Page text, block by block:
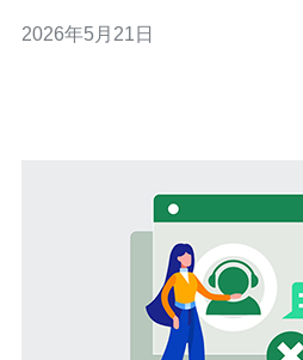
主机或云服务器上快速提升用户体验
2026年5月21日